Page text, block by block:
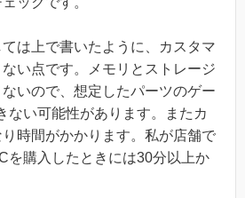
は上で書いたように、カスタマ
い点です。メモリとストレージ
いので、想定したパーツのゲー
ない可能性があります。またカ
時間がかかります。私が店舗で
を購入したときには30分以上か